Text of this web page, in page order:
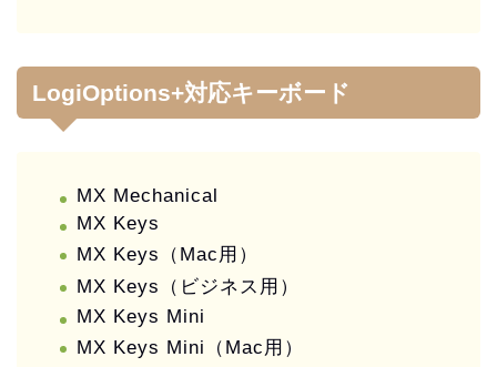
LogiOptions+対応キーボード
MX Mechanical
MX Keys
MX Keys（Mac用）
MX Keys（ビジネス用）
MX Keys Mini
MX Keys Mini（Mac用）